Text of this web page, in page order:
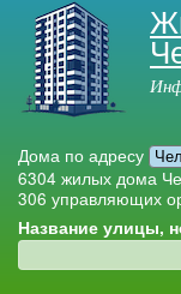
Дома по адресу
6304 жилых дома
306 управляющих
Название улицы,